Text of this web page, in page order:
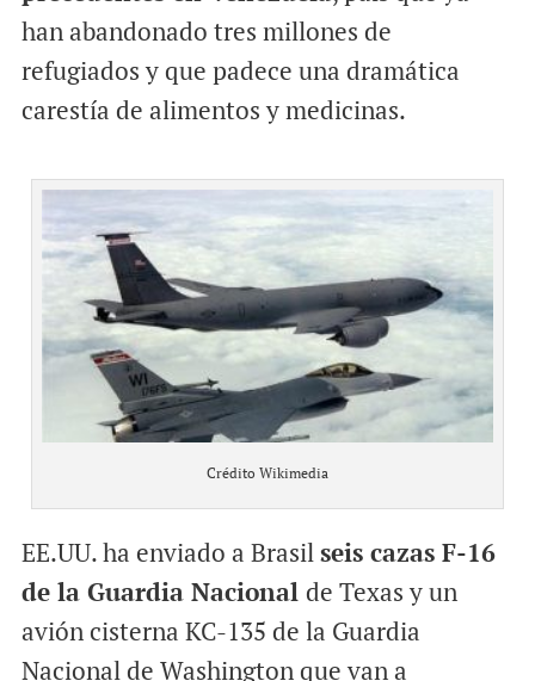
han abandonado tres millones de
refugiados y que padece una dramática
carestía de alimentos y medicinas.
Crédito Wikimedia
EE.UU. ha enviado a Brasilseis cazas F-16
de la Guardia Nacional de Texas y un
avión cisterna KC-135 de la Guardia
Nacional de Washington que van a